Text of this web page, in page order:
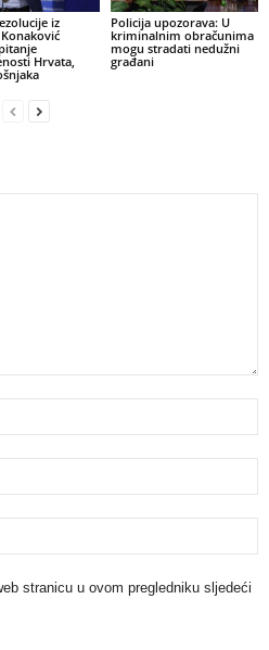
iz
Hrvata,
Policija upozorava: U
kriminalnim obračunima
mogu stradati nedužni
građani
stranicu u ovom pregledniku sljedeći